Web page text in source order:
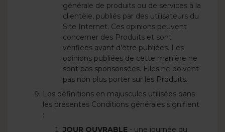
générale de produits ou de services à la
clientèle, publiés par des utilisateurs du
Site Internet. Ces opinions peuvent
concerner des Produits et sont
vérifiées avant d'être publiées. Les
opinions publiées de cette manière ne
sont pas sponsorisées. Elles ne doivent
pas non plus porter sur les Produits.
Les définitions en majuscules utilisées dans
les présentes Conditions générales signifient
:
JOUR OUVRABLE - une journée du